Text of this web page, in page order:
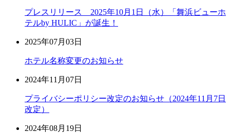
プレスリリース 2025年10月1日（水）「舞浜ビューホ
テルby HULIC」が誕生！
2025年07月03日
ホテル名称変更のお知らせ
2024年11月07日
プライバシーポリシー改定のお知らせ（2024年11月7日
改定）
2024年08月19日